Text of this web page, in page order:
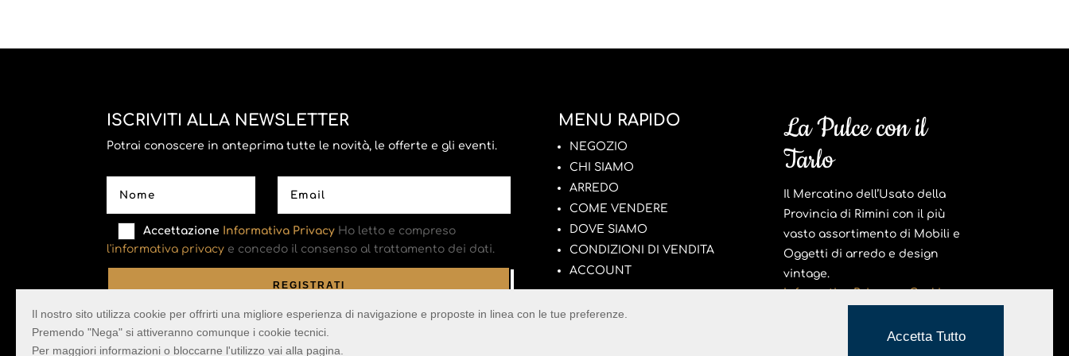
ISCRIVITI ALLA NEWSLETTER
Potrai conoscere in anteprima tutte le novità, le offerte e gli eventi.
Accettazione Informativa Privacy Ho letto e compreso
l'informativa privacy e concedo il consenso al trattamento dei dati.
MENU RAPIDO
NEGOZIO
CHI SIAMO
ARREDO
COME VENDERE
DOVE SIAMO
CONDIZIONI DI VENDITA
ACCOUNT
La Pulce con il
Tarlo
Il Mercatino dell’Usato della
Provincia di Rimini con il più
vasto assortimento di Mobili e
Oggetti di arredo e design
vintage.
Informativa Privacy e Cookie
Il nostro sito utilizza cookie per offrirti una migliore esperienza di navigazione e proposte in linea con le tue preferenze.
Premendo "Nega" si attiveranno comunque i cookie tecnici.
Per maggiori informazioni o bloccarne l'utilizzo vai alla pagina.
Accetta Tutto